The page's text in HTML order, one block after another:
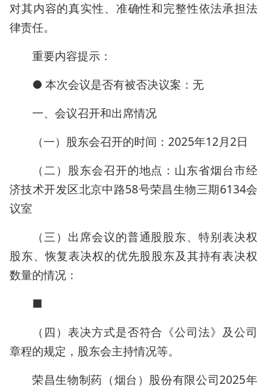
对其内容的真实性、准确性和完整性依法承担法
律责任。
重要内容提示：
● 本次会议是否有被否决议案：无
一、会议召开和出席情况
（一）股东会召开的时间：2025年12月2日
（二）股东会召开的地点：山东省烟台市经
济技术开发区北京中路58号荣昌生物三期6134会
议室
（三）出席会议的普通股股东、特别表决权
股东、恢复表决权的优先股股东及其持有表决权
数量的情况：
■
（四）表决方式是否符合《公司法》及公司
章程的规定，股东会主持情况等。
荣昌生物制药（烟台）股份有限公司2025年